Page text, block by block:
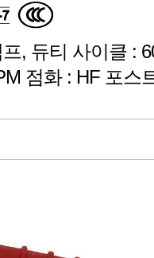
, 듀티 사이클 :
점화 : HF 포스